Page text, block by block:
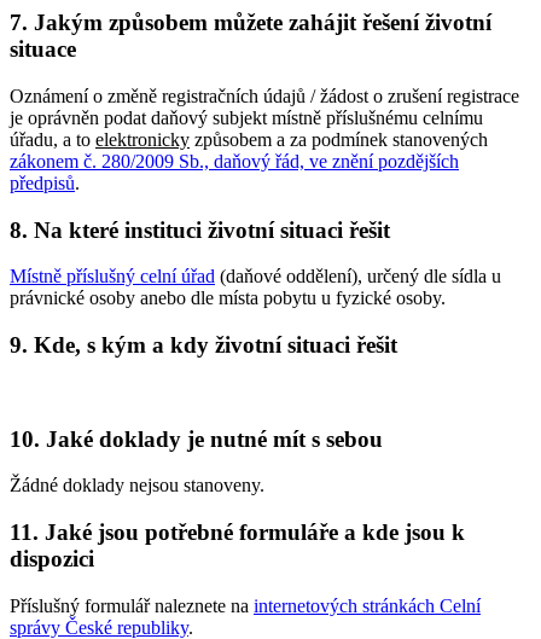
7. Jakým způsobem můžete zahájit řešení životní
situace
Oznámení o změně registračních údajů / žádost o zrušení registrace
je oprávněn podat daňový subjekt místně příslušnému celnímu
úřadu, a to elektronicky způsobem a za podmínek stanovených
zákonem č. 280/2009 Sb., daňový řád, ve znění pozdějších
předpisů.
8. Na které instituci životní situaci řešit
Místně příslušný celní úřad (daňové oddělení), určený dle sídla u
právnické osoby anebo dle místa pobytu u fyzické osoby.
9. Kde, s kým a kdy životní situaci řešit
10. Jaké doklady je nutné mít s sebou
Žádné doklady nejsou stanoveny.
11. Jaké jsou potřebné formuláře a kde jsou k
dispozici
Příslušný formulář naleznete na internetových stránkách Celní
správy České republiky.